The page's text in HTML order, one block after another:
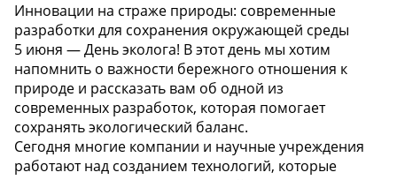
Инновации на страже природы: современные
разработки для сохранения окружающей среды
5 июня — День эколога! В этот день мы хотим
напомнить о важности бережного отношения к
природе и рассказать вам об одной из
современных разработок, которая помогает
сохранять экологический баланс.
Сегодня многие компании и научные учреждения
работают над созданием технологий, которые